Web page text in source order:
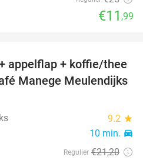
€11 ,99
34%
appelflap + koffie/thee
Manege Meulendijks
9.2 star
10 min. directions_car
Regulier €21,20